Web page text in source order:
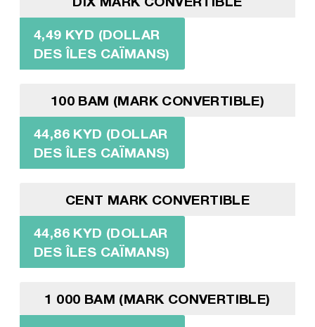
4,49 KYD (DOLLAR
DES ÎLES CAÏMANS)
100 BAM (MARK CONVERTIBLE)
44,86 KYD (DOLLAR
DES ÎLES CAÏMANS)
CENT MARK CONVERTIBLE
44,86 KYD (DOLLAR
DES ÎLES CAÏMANS)
1 000 BAM (MARK CONVERTIBLE)